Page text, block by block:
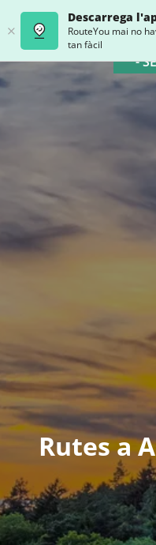
Descarrega
RouteYou mai no
tan fàcil
-
Rutes a